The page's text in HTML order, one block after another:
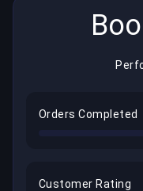
Orders Completed
Customer Rating